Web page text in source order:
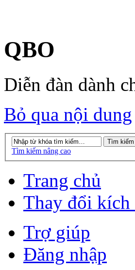
QBO
Diễn đàn dành
Bỏ qua nội dung
Tìm kiếm nâng cao
Trang chủ
Thay đổi kích
Trợ giúp
Đăng nhập